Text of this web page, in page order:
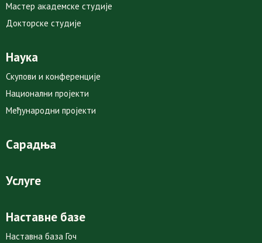
Мастер академске студије
Докторске студије
Наука
Скупови и конференције
Национални пројекти
Међународни пројекти
Сарадња
Услуге
Наставне базе
Наставна база Гоч